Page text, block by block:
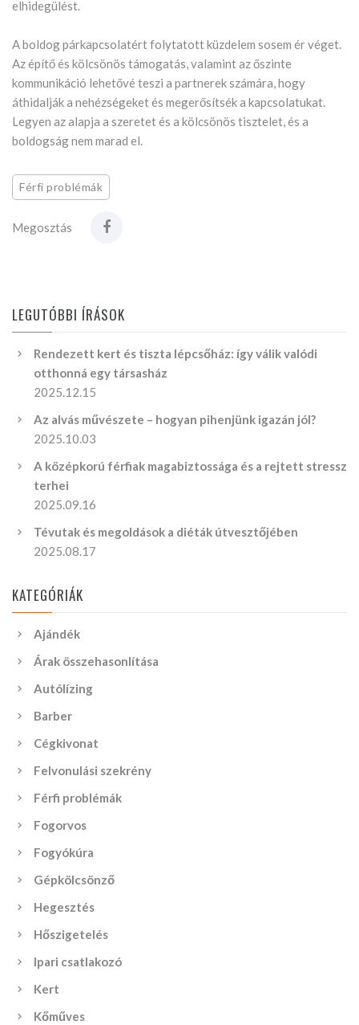
elhidegülést.
A boldog párkapcsolatért folytatott küzdelem sosem ér véget.
Az építő és kölcsönös támogatás, valamint az őszinte
kommunikáció lehetővé teszi a partnerek számára, hogy
áthidalják a nehézségeket és megerősítsék a kapcsolatukat.
Legyen az alapja a szeretet és a kölcsönös tisztelet, és a
boldogság nem marad el.
Férfi problémák
Megosztás
LEGUTÓBBI ÍRÁSOK
Rendezett kert és tiszta lépcsőház: így válik valódi
otthonná egy társasház
2025.12.15
Az alvás művészete – hogyan pihenjünk igazán jól?
2025.10.03
A középkorú férfiak magabiztossága és a rejtett stressz
terhei
2025.09.16
Tévutak és megoldások a diéták útvesztőjében
2025.08.17
KATEGÓRIÁK
Ajándék
Árak összehasonlítása
Autólízing
Barber
Cégkivonat
Felvonulási szekrény
Férfi problémák
Fogorvos
Fogyókúra
Gépkölcsönző
Hegesztés
Hőszigetelés
Ipari csatlakozó
Kert
Kőműves